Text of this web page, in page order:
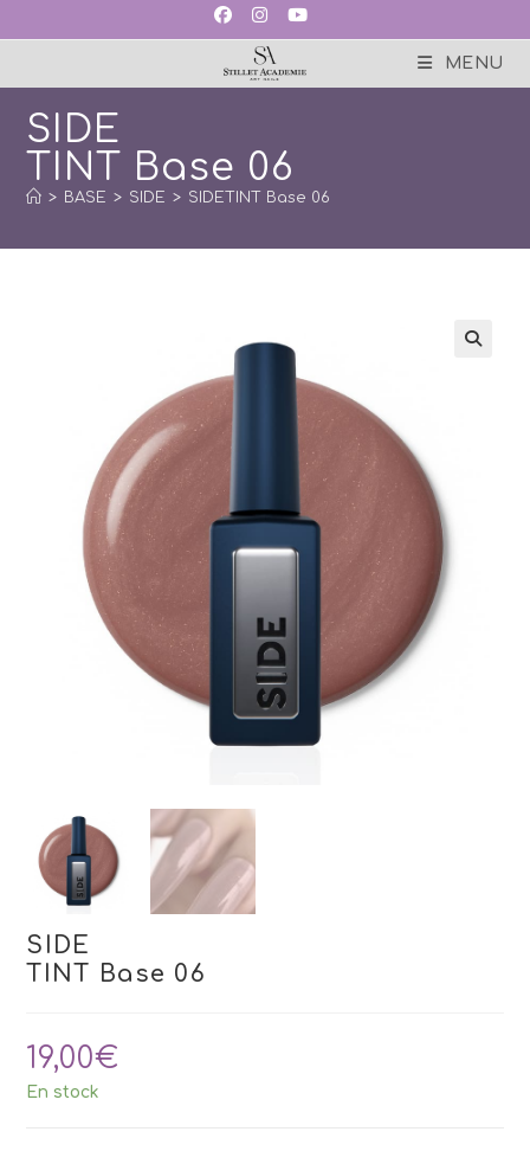
MENU
SIDE
TINT Base 06
> BASE > SIDE > SIDETINT Base 06
SIDE
TINT Base 06
19,00€
En stock